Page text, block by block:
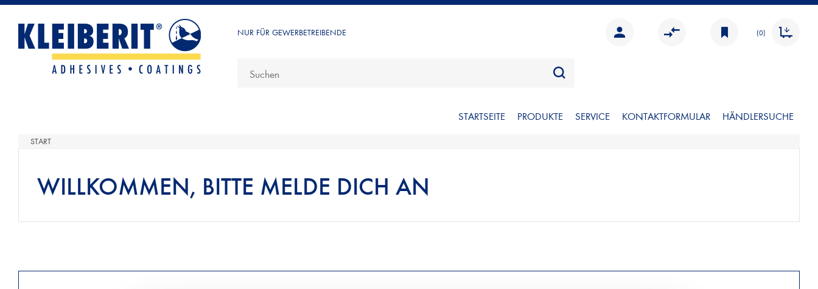
NUR FÜR GEWERBETREIBENDE (0)
STARTSEITE PRODUKTE SERVICE KONTAKTFORMULAR HÄNDLERSUCHE
START
WILLKOMMEN, BITTE MELDE DICH AN